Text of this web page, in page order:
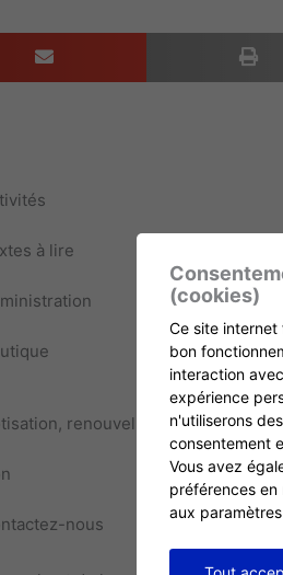
à lire
renouvellement et Échos
nous
(cookies)
Ce site
bon
interaction
expérience
n'utiliserons
consentement
Vous avez
préférences
aux